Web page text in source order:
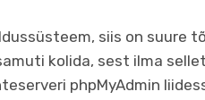
siis on suure
kolida, sest ilma
phpMyAdmin